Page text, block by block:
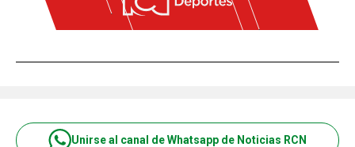
Unirse al canal de Whatsapp de Noticias RCN